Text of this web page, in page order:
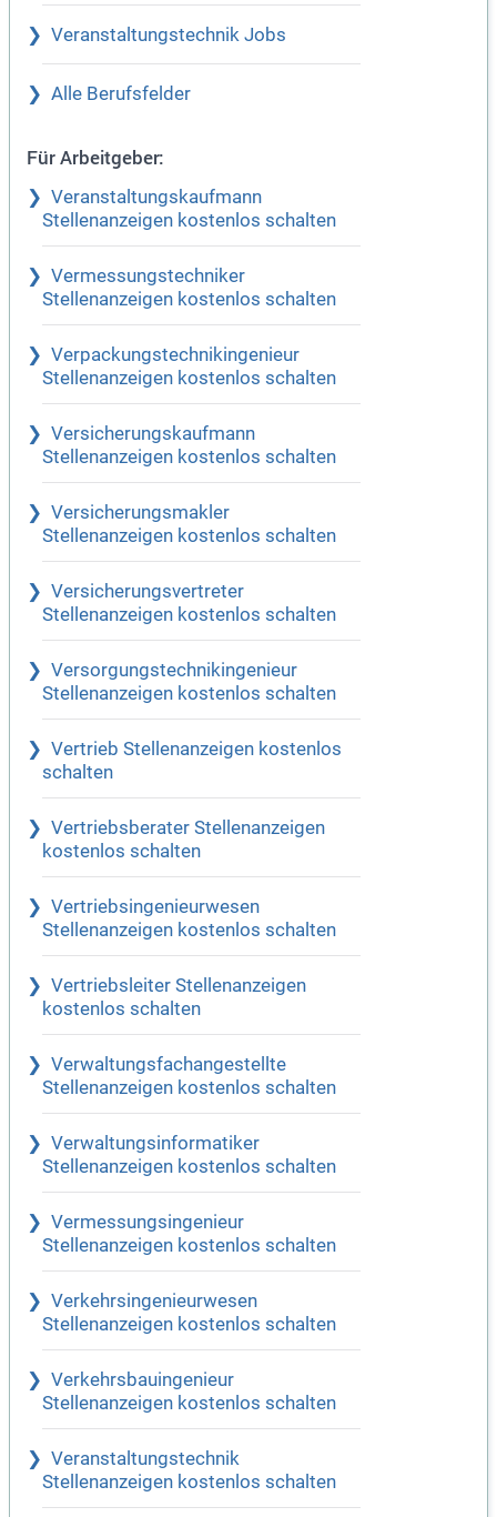
Veranstaltungstechnik Jobs
Alle Berufsfelder
Für Arbeitgeber:
Veranstaltungskaufmann
Stellenanzeigen kostenlos schalten
Vermessungstechniker
Stellenanzeigen kostenlos schalten
Verpackungstechnikingenieur
Stellenanzeigen kostenlos schalten
Versicherungskaufmann
Stellenanzeigen kostenlos schalten
Versicherungsmakler
Stellenanzeigen kostenlos schalten
Versicherungsvertreter
Stellenanzeigen kostenlos schalten
Versorgungstechnikingenieur
Stellenanzeigen kostenlos schalten
Vertrieb Stellenanzeigen kostenlos
schalten
Vertriebsberater Stellenanzeigen
kostenlos schalten
Vertriebsingenieurwesen
Stellenanzeigen kostenlos schalten
Vertriebsleiter Stellenanzeigen
kostenlos schalten
Verwaltungsfachangestellte
Stellenanzeigen kostenlos schalten
Verwaltungsinformatiker
Stellenanzeigen kostenlos schalten
Vermessungsingenieur
Stellenanzeigen kostenlos schalten
Verkehrsingenieurwesen
Stellenanzeigen kostenlos schalten
Verkehrsbauingenieur
Stellenanzeigen kostenlos schalten
Veranstaltungstechnik
Stellenanzeigen kostenlos schalten